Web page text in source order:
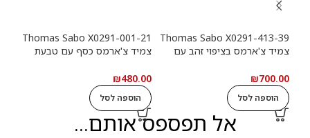
Thomas Sabo X0291-413-39
צמיד צ'ארמס בציפוי זהב עם
₪700.00
הוספה לסל
Thomas Sabo X0291-001-21
צמיד צ'ארמס כסף עם טבעת
₪480.00
הוספה לסל
אל תפספס אותם...